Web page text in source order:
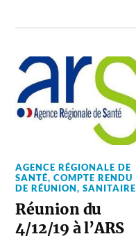
AGENCE RÉGIONALE DE
SANTÉ,COMPTE RENDU
DE RÉUNION,SANITAIRE
Réunion du
4/12/19 à l’ARS